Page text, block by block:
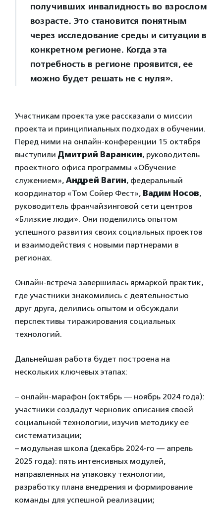
получивших инвалидность во взрослом
возрасте. Это становится понятным
через исследование среды и ситуации в
конкретном регионе. Когда эта
потребность в регионе проявится, ее
можно будет решать не с нуля».
Участникам проекта уже рассказали о миссии
проекта и принципиальных подходах в обучении.
Перед ними на онлайн-конференции 15 октября
выступили Дмитрий Варанкин, руководитель
проектного офиса программы «Обучение
служением», Андрей Вагин, федеральный
координатор «Том Сойер Фест», Вадим Носов,
руководитель франчайзинговой сети центров
«Близкие люди». Они поделились опытом
успешного развития своих социальных проектов
и взаимодействия с новыми партнерами в
регионах.
Онлайн-встреча завершилась ярмаркой практик,
где участники знакомились с деятельностью
друг друга, делились опытом и обсуждали
перспективы тиражирования социальных
технологий.
Дальнейшая работа будет построена на
нескольких ключевых этапах:
– онлайн-марафон (октябрь — ноябрь 2024 года):
участники создадут черновик описания своей
социальной технологии, изучив методику ее
систематизации;
– модульная школа (декабрь 2024-го — апрель
2025 года): пять интенсивных модулей,
направленных на упаковку технологии,
разработку плана внедрения и формирование
команды для успешной реализации;